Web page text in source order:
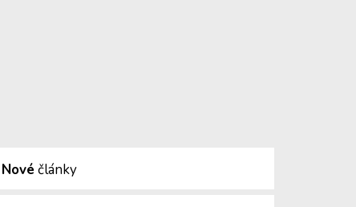
Nové články